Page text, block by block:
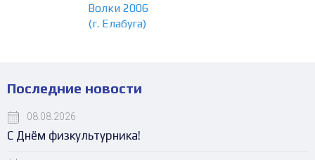
Волки 2006
(г. Елабуга)
Последние новости
08.08.2026
С Днём физкультурника!